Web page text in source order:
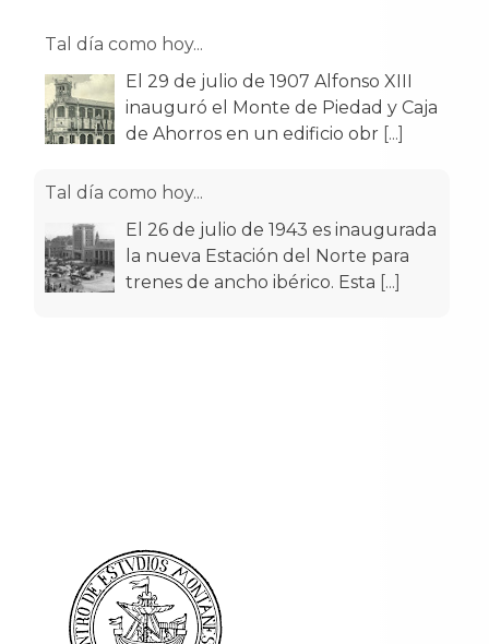
Tal día como hoy...
El 29 de julio de 1907 Alfonso XIII
inauguró el Monte de Piedad y Caja
de Ahorros en un edificio obr [...]
Tal día como hoy...
El 26 de julio de 1943 es inaugurada
la nueva Estación del Norte para
trenes de ancho ibérico. Esta [...]